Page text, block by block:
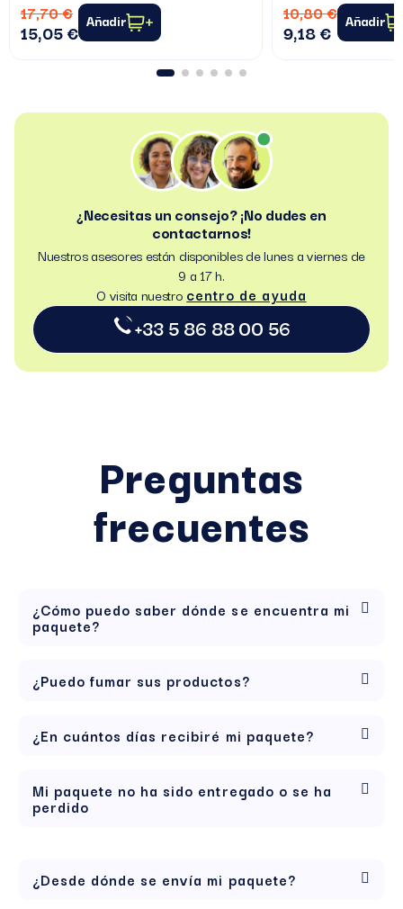
17,70 €
15,05 € Añadir 10,80 €
9,18 € Añadir
¿Necesitas un consejo? ¡No dudes en
contactarnos!
Nuestros asesores están disponibles de lunes a viernes de
9 a 17 h.
O visita nuestro centro de ayuda
+33 5 86 88 00 56
Preguntas
frecuentes
¿Cómo puedo saber dónde se encuentra mi
paquete?
¿Puedo fumar sus productos?
¿En cuántos días recibiré mi paquete?
Mi paquete no ha sido entregado o se ha
perdido
¿Desde dónde se envía mi paquete?